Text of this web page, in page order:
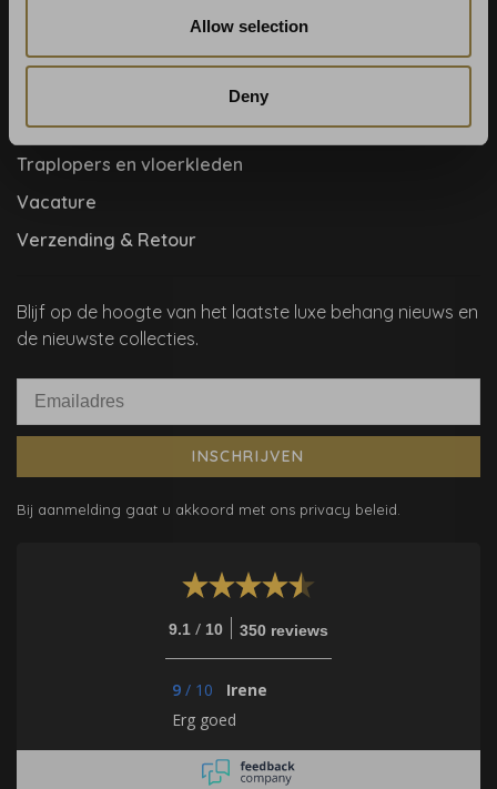
Allow selection
Deny
Meet the team!
Samenwerkingen
Traplopers en vloerkleden
Vacature
Verzending & Retour
Blijf op de hoogte van het laatste luxe behang nieuws en
de nieuwste collecties.
INSCHRIJVEN
Bij aanmelding gaat u akkoord met ons privacy beleid.
9.1 / 10 350 reviews
9 / 10
Irene
Erg goed